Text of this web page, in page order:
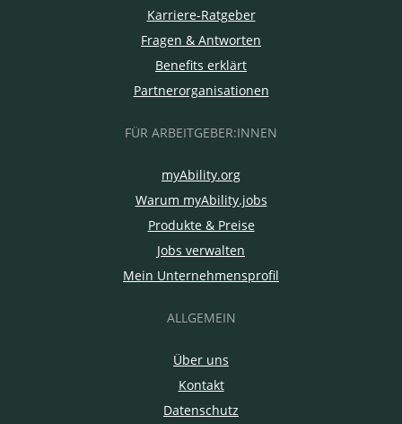
Karriere-Ratgeber
Fragen & Antworten
Benefits erklärt
Partnerorganisationen
FÜR ARBEITGEBER:INNEN
myAbility.org
Warum myAbility.jobs
Produkte & Preise
Jobs verwalten
Mein Unternehmensprofil
ALLGEMEIN
Über uns
Kontakt
Datenschutz